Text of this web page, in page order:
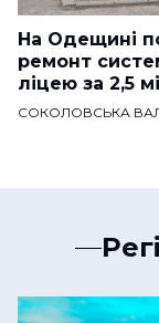
На Одещині
ремонт
ліцею за 2,5
СОКОЛОВСЬКА